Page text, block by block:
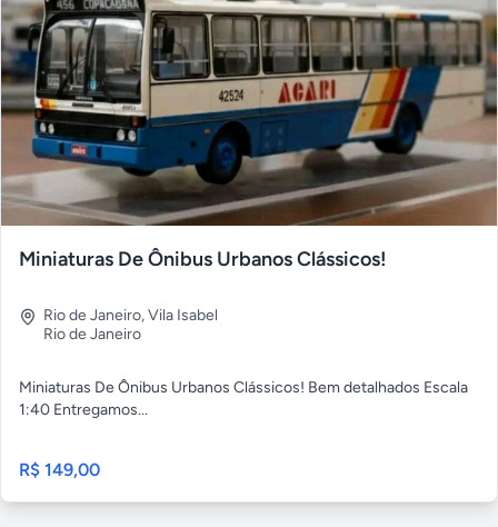
Miniaturas De Ônibus Urbanos Clássicos!
Rio de Janeiro,Vila Isabel
Rio de Janeiro
Miniaturas De Ônibus Urbanos Clássicos! Bem detalhados Escala
1:40 Entregamos...
R$ 149,00